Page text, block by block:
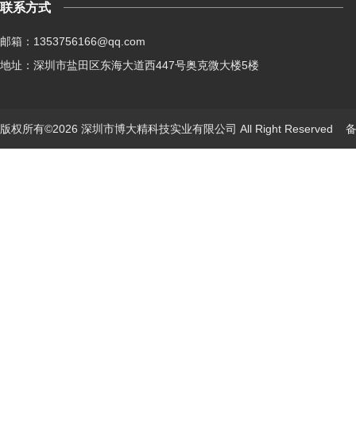
联系方式
邮箱：1353756166@qq.com
地址：深圳市盐田区东海大道西447号奥克微大楼5楼
版权所有©2026 深圳市博大精科技实业有限公司 All Right Reserved